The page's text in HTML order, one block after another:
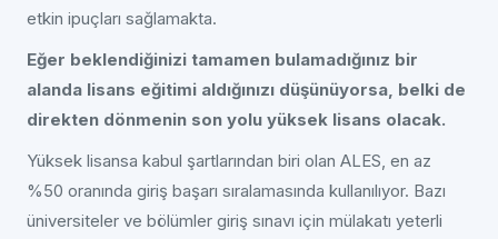
etkin ipuçları sağlamakta.
Eğer beklendiğinizi tamamen bulamadığınız bir
alanda lisans eğitimi aldığınızı düşünüyorsa, belki de
direkten dönmenin son yolu yüksek lisans olacak.
Yüksek lisansa kabul şartlarından biri olan ALES, en az
%50 oranında giriş başarı sıralamasında kullanılıyor. Bazı
üniversiteler ve bölümler giriş sınavı için mülakatı yeterli